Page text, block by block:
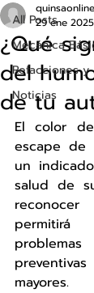
All Posts
Mecánica
Refacciones
Noticias
¿Qué
del
de tu
quinsaonline
29 ene 2025
El color
escape de
un
salud de
permitirá
mayores.